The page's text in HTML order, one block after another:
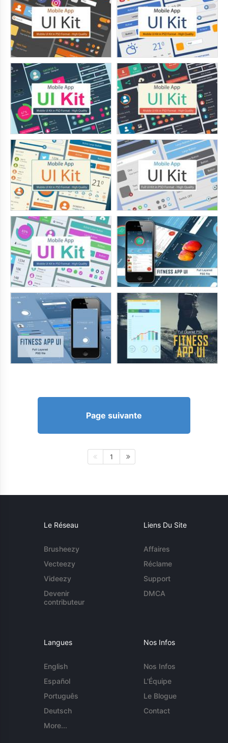
Page suivante
1
Le Réseau
Brusheezy
Vecteezy
Videezy
Devenir
contributeur
Liens Du Site
Affaires
Réclame
Support
DMCA
Langues
English
Español
Português
Deutsch
More...
Nos Infos
Nos Infos
L'Équipe
Le Blogue
Contact